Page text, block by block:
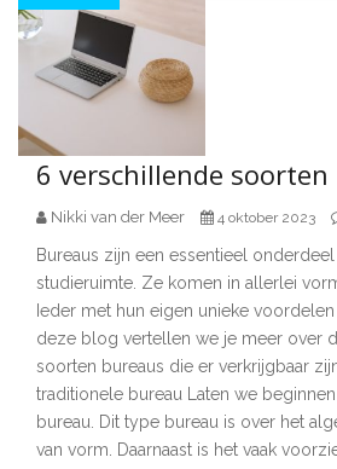
6 verschillende
Nikki van der Meer 4 oktober 2023
Bureaus zijn een essentieel
studieruimte. Ze komen in allerlei
Ieder met hun eigen unieke
deze blog vertellen we je meer over
soorten bureaus die er verkrijgbaar
traditionele bureau Laten we
bureau. Dit type bureau is over het
van vorm. Daarnaast is het vaak